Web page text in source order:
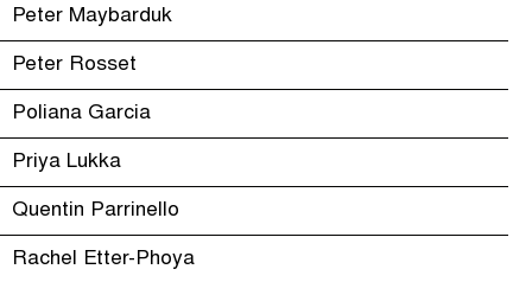
Peter Maybarduk
Peter Rosset
Poliana Garcia
Priya Lukka
Quentin Parrinello
Rachel Etter-Phoya